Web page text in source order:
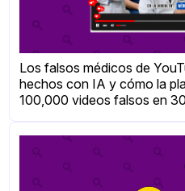
Los falsos médicos de
hechos con IA y cómo la
100,000 videos falsos en